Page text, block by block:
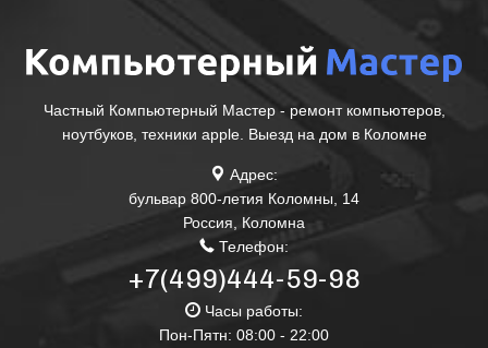
Частный Компьютерный Мастер - ремонт компьютеров,
ноутбуков, техники apple. Выезд на дом в Коломне
Адрес:
бульвар 800-летия Коломны, 14
Россия, Коломна
Телефон:
+7(499)444-59-98
Часы работы:
Пон-Пятн: 08:00 - 22:00